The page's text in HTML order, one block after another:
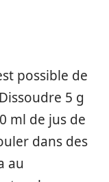
possible de
5 g
ml de jus de
dans des
au